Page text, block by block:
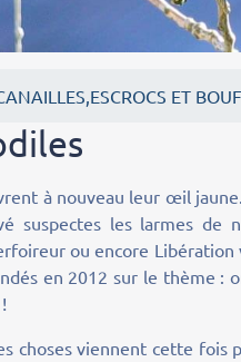
ET
leur œil jaune. Au
suspectes les larmes de
ou encore Libération
en 2012 sur le thème :
choses viennent cette